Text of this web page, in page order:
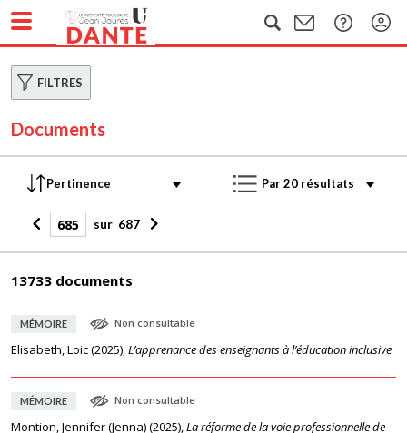
FILTRES
Documents
sur 687
13733 documents
MÉMOIRE Non consultable
Elisabeth, Loic(2025),L’apprenance des enseignants à l’éducation inclusive
MÉMOIRE Non consultable
Montion, Jennifer (Jenna)(2025),La réforme de la voie professionnelle de